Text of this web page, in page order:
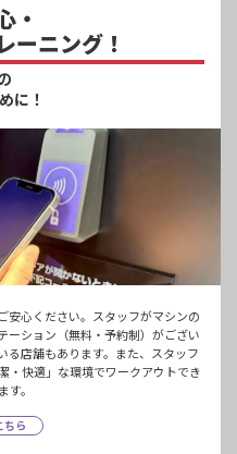
・
ーニング！
に！
安心ください。スタッフがマシンの
ーション（無料・予約制）がござい
る店舗もあります。また、スタッフ
・快適」な環境でワークアウトでき
。
ちら